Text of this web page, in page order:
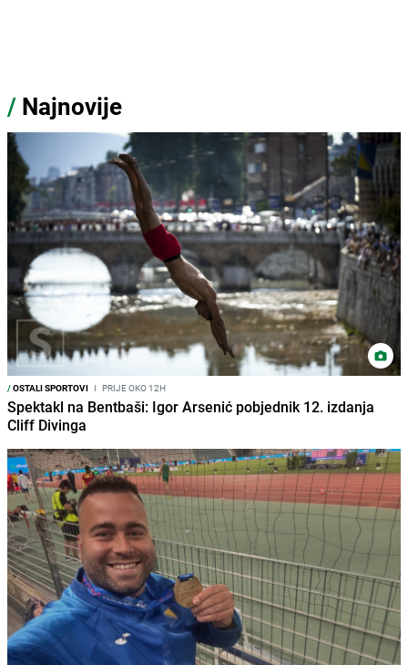
/ Najnovije
/OSTALI SPORTOVI I PRIJE OKO 12H
Spektakl na Bentbaši: Igor Arsenić pobjednik 12. izdanja
Cliff Divinga